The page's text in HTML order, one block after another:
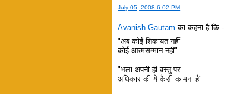
July 05, 2008 6:02 PM
Avanish Gautam का कहना है कि -
"अब कोई शिकायत नहीं
कोई आत्मसम्मान नहीं"
"भला अपनी ही वस्तु पर
अधिकार की ये कैसी कामना है"